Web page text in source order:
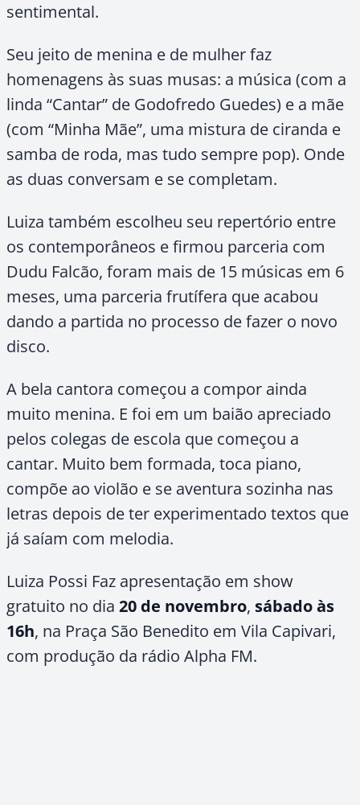
sentimental.
Seu jeito de menina e de mulher faz
homenagens às suas musas: a música (com a
linda “Cantar” de Godofredo Guedes) e a mãe
(com “Minha Mãe”, uma mistura de ciranda e
samba de roda, mas tudo sempre pop). Onde
as duas conversam e se completam.
Luiza também escolheu seu repertório entre
os contemporâneos e firmou parceria com
Dudu Falcão, foram mais de 15 músicas em 6
meses, uma parceria frutífera que acabou
dando a partida no processo de fazer o novo
disco.
A bela cantora começou a compor ainda
muito menina. E foi em um baião apreciado
pelos colegas de escola que começou a
cantar. Muito bem formada, toca piano,
compõe ao violão e se aventura sozinha nas
letras depois de ter experimentado textos que
já saíam com melodia.
Luiza Possi Faz apresentação em show
gratuito no dia 20 de novembro, sábado às
16h, na Praça São Benedito em Vila Capivari,
com produção da rádio Alpha FM.